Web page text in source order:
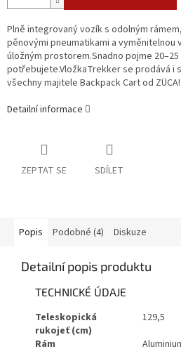
Plně integrovaný vozík s odolným
pěnovými pneumatikami a vyměnitelnou
úložným prostorem.Snadno pojme
potřebujete.VložkaTrekker se prodává i
všechny majitele Backpack Cart od ZÜCA!
Detailní informace
ZEPTAT SE SDÍLET
Popis Podobné (4) Diskuze
Detailní popis produktu
TECHNICKÉ ÚDAJE
Teleskopická
rukojeť (cm)
129,5
Rám